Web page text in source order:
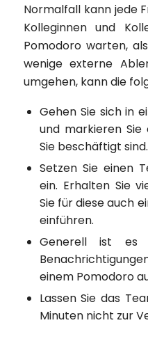
Normalfall kann jede
Kolleginnen und
Pomodoro warten,
wenige externe
umgehen, kann die
Gehen Sie sich in
und markieren
Sie beschäftigt sind.
Setzen Sie einen
ein. Erhalten Sie
Sie für diese auch
einführen.
Generell ist es
einem Pomodoro
Lassen Sie das
Minuten nicht zur